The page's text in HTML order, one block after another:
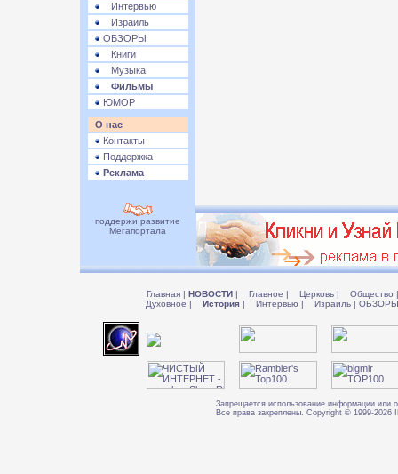
Интервью
Израиль
ОБЗОРЫ
Книги
Музыка
Фильмы
ЮМОР
О нас
Контакты
Поддержка
Реклама
поддержи развитие
Мегапортала
Главная | НОВОСТИ | Главное | Церковь | Общество |
Духовное | История | Интервью | Израиль |
Запрещается использование информации или
Все права закреплены. Copyright © 1999-